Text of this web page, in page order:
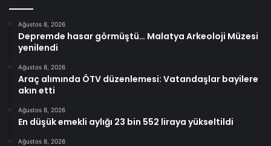
Ağustos 8, 2026
Depremde hasar görmüştü… Malatya Arkeoloji Müzesi
yenilendi
Ağustos 8, 2026
Araç alımında ÖTV düzenlemesi: Vatandaşlar bayilere
akın etti
Ağustos 8, 2026
En düşük emekli aylığı 23 bin 552 liraya yükseltildi
Ağustos 8, 2026